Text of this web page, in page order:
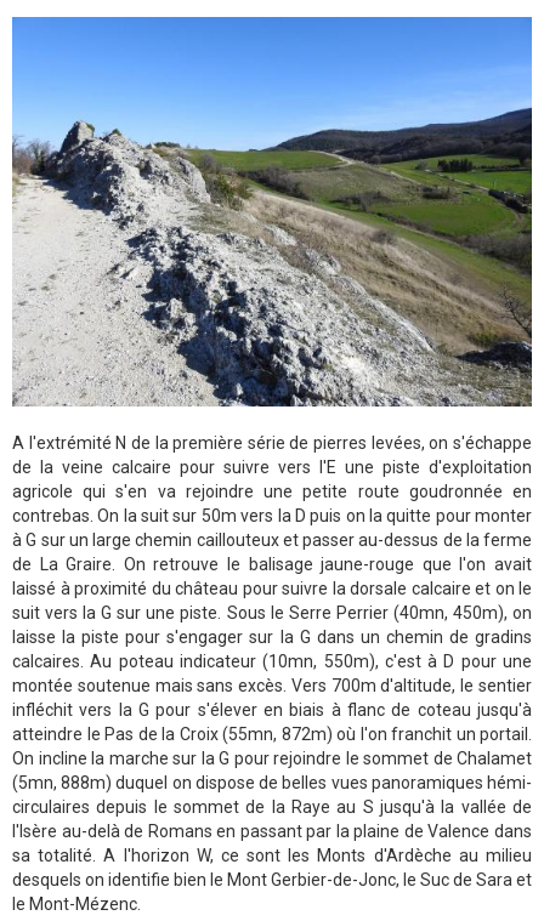
A l'extrémité N de la première série de pierres levées, on s'échappe
de la veine calcaire pour suivre vers l'E une piste d'exploitation
agricole qui s'en va rejoindre une petite route goudronnée en
contrebas. On la suit sur 50m vers la D puis on la quitte pour monter
à G sur un large chemin caillouteux et passer au-dessus de la ferme
de La Graire. On retrouve le balisage jaune-rouge que l'on avait
laissé à proximité du château pour suivre la dorsale calcaire et on le
suit vers la G sur une piste. Sous le Serre Perrier (40mn, 450m), on
laisse la piste pour s'engager sur la G dans un chemin de gradins
calcaires. Au poteau indicateur (10mn, 550m), c'est à D pour une
montée soutenue mais sans excès. Vers 700m d'altitude, le sentier
infléchit vers la G pour s'élever en biais à flanc de coteau jusqu'à
atteindre le Pas de la Croix (55mn, 872m) où l'on franchit un portail.
On incline la marche sur la G pour rejoindre le sommet de Chalamet
(5mn, 888m) duquel on dispose de belles vues panoramiques hémi-
circulaires depuis le sommet de la Raye au S jusqu'à la vallée de
l'Isère au-delà de Romans en passant par la plaine de Valence dans
sa totalité. A l'horizon W, ce sont les Monts d'Ardèche au milieu
desquels on identifie bien le Mont Gerbier-de-Jonc, le Suc de Sara et
le Mont-Mézenc.